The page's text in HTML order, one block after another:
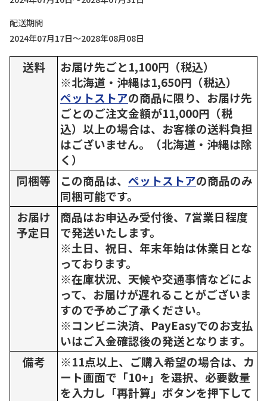
配送期間
2024年07月17日～2028年08月08日
送料
お届け先ごと1,100円（税込）
※北海道・沖縄は1,650円（税込）
ペットストアの商品に限り、お届け先
ごとのご注文金額が11,000円（税
込）以上の場合は、お客様の送料負担
はございません。（北海道・沖縄は除
く）
同梱等
この商品は、 ペットストアの商品のみ
同梱可能です。
お届け
予定日
商品はお申込み受付後、7営業日程度
で発送いたします。
※土日、祝日、年末年始は休業日とな
っております。
※在庫状況、天候や交通事情などによ
って、お届けが遅れることがございま
すので予めご了承ください。
※コンビニ決済、PayEasyでのお支払
いはご入金確認後の発送となります。
備考
※11点以上、ご購入希望の場合は、カ
ート画面で「10+」を選択、必要数量
を入力し「再計算」ボタンを押下して